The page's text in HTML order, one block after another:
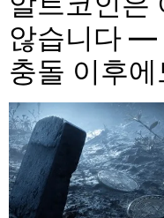
않습니다 —
충돌 이후